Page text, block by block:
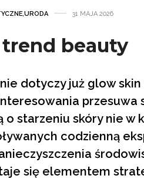
,URODA 31 MAJA 2026
beauty
dotyczy już glow
przesuwa
starzeniu skóry nie w
codzienną
się elementem